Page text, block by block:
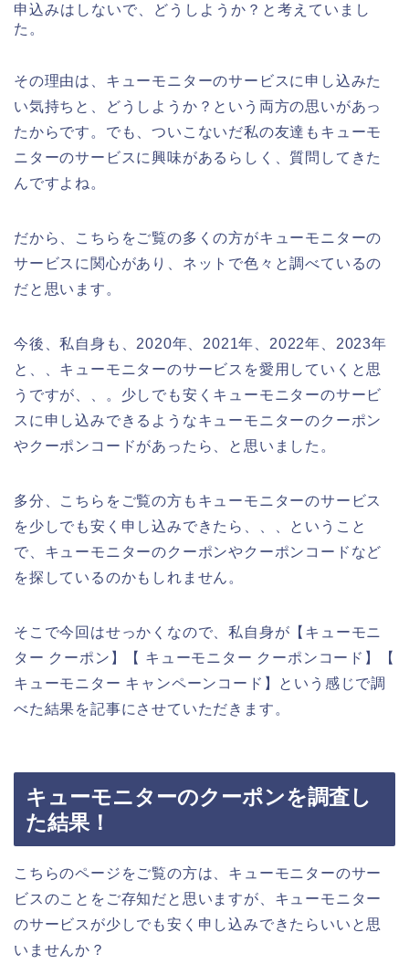
申込みはしないで、どうしようか？と考えていまし
た。
その理由は、キューモニターのサービスに申し込みた
い気持ちと、どうしようか？という両方の思いがあっ
たからです。でも、ついこないだ私の友達もキューモ
ニターのサービスに興味があるらしく、質問してきた
んですよね。
だから、こちらをご覧の多くの方がキューモニターの
サービスに関心があり、ネットで色々と調べているの
だと思います。
今後、私自身も、2020年、2021年、2022年、2023年
と、、キューモニターのサービスを愛用していくと思
うですが、、。少しでも安くキューモニターのサービ
スに申し込みできるようなキューモニターのクーポン
やクーポンコードがあったら、と思いました。
多分、こちらをご覧の方もキューモニターのサービス
を少しでも安く申し込みできたら、、、ということ
で、キューモニターのクーポンやクーポンコードなど
を探しているのかもしれません。
そこで今回はせっかくなので、私自身が【キューモニ
ター クーポン】【 キューモニター クーポンコード】【
キューモニター キャンペーンコード】という感じで調
べた結果を記事にさせていただきます。
キューモニターのクーポンを調査し
た結果！
こちらのページをご覧の方は、キューモニターのサー
ビスのことをご存知だと思いますが、キューモニター
のサービスが少しでも安く申し込みできたらいいと思
いませんか？